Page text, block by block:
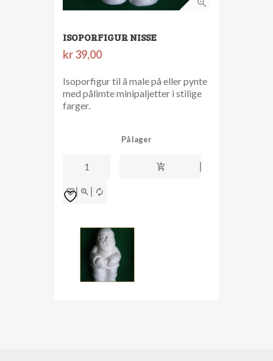
ISOPORFIGUR NISSE
kr39,00
Isoporfigur til å male på eller pynte
med pålimte minipaljetter i stilige
farger.
På lager
Isoporfigur
Nisse